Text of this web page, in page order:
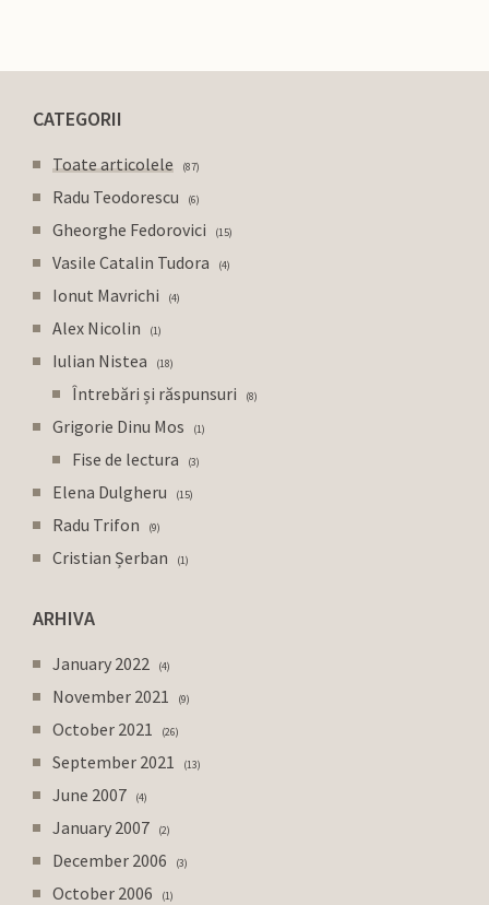
CATEGORII
Toate articolele 87
Radu Teodorescu 6
Gheorghe Fedorovici 15
Vasile Catalin Tudora 4
Ionut Mavrichi 4
Alex Nicolin 1
Iulian Nistea 18
Întrebări și răspunsuri 8
Grigorie Dinu Mos 1
Fise de lectura 3
Elena Dulgheru 15
Radu Trifon 9
Cristian Șerban 1
ARHIVA
January 2022 4
November 2021 9
October 2021 26
September 2021 13
June 2007 4
January 2007 2
December 2006 3
October 2006 1